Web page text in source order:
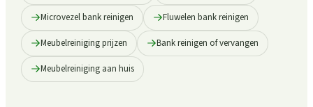
Microvezel bank reinigen Fluwelen bank reinigen
Meubelreiniging prijzen Bank reinigen of vervangen
Meubelreiniging aan huis